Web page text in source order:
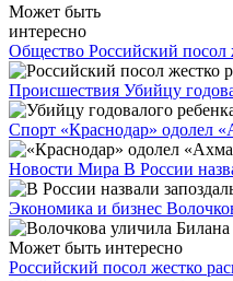
Может быть
интересно
Общество Российский посол
Происшествия Убийцу
Спорт «Краснодар» одолел
Новости Мира В России
Экономика и бизнес
Может быть интересно
Российский посол жестко